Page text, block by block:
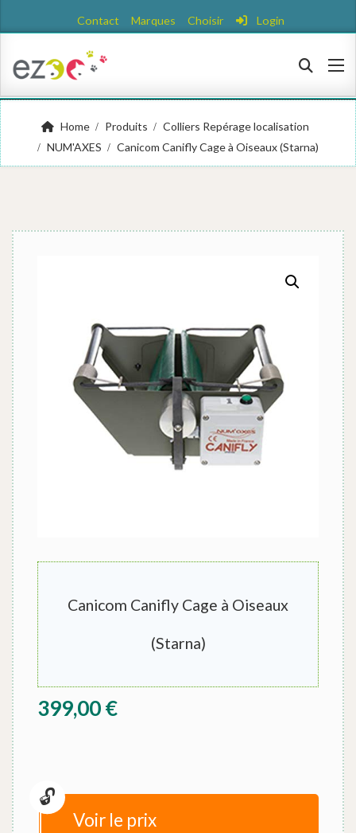
Contact Marques Choisir Login
Home Produits
Colliers Repérage localisation
NUM'AXES
Canicom Canifly Cage à Oiseaux (Starna)
Canicom Canifly Cage à Oiseaux
(Starna)
399,00€
Voir le prix